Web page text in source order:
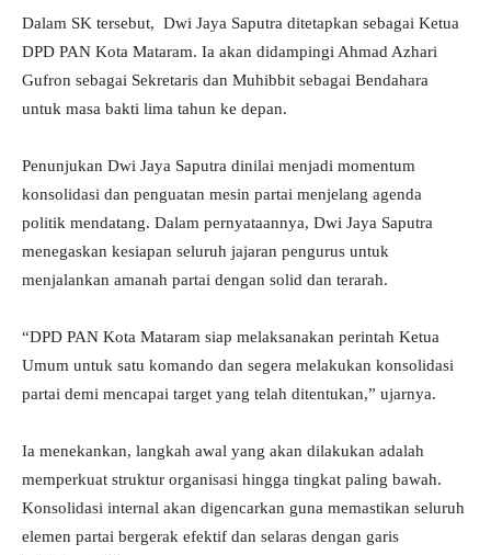
Dalam SK tersebut, Dwi Jaya Saputra ditetapkan sebagai Ketua
DPD PAN Kota Mataram. Ia akan didampingi Ahmad Azhari
Gufron sebagai Sekretaris dan Muhibbit sebagai Bendahara
untuk masa bakti lima tahun ke depan.
Penunjukan Dwi Jaya Saputra dinilai menjadi momentum
konsolidasi dan penguatan mesin partai menjelang agenda
politik mendatang. Dalam pernyataannya, Dwi Jaya Saputra
menegaskan kesiapan seluruh jajaran pengurus untuk
menjalankan amanah partai dengan solid dan terarah.
“DPD PAN Kota Mataram siap melaksanakan perintah Ketua
Umum untuk satu komando dan segera melakukan konsolidasi
partai demi mencapai target yang telah ditentukan,” ujarnya.
Ia menekankan, langkah awal yang akan dilakukan adalah
memperkuat struktur organisasi hingga tingkat paling bawah.
Konsolidasi internal akan digencarkan guna memastikan seluruh
elemen partai bergerak efektif dan selaras dengan garis